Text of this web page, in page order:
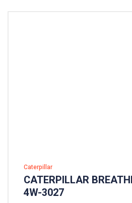
Caterpillar
CATERPILLAR
4W-3027